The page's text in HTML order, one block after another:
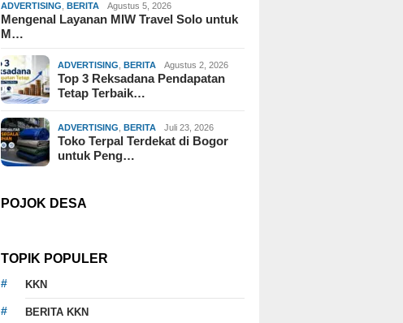
ADVERTISING ,BERITA Agustus 5, 2026
Mengenal Layanan MIW Travel Solo untuk
M…
ADVERTISING ,BERITA Agustus 2, 2026
Top 3 Reksadana Pendapatan
Tetap Terbaik…
ADVERTISING ,BERITA Juli 23, 2026
Toko Terpal Terdekat di Bogor
untuk Peng…
POJOK DESA
TOPIK POPULER
KKN
BERITA KKN